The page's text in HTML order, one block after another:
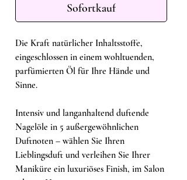
Sofortkauf
Die Kraft natürlicher Inhaltsstoffe,
eingeschlossen in einem wohltuenden,
parfümierten Öl für Ihre Hände und
Sinne.
Intensiv und langanhaltend duftende
Nagelöle in 5 außergewöhnlichen
Duftnoten – wählen Sie Ihren
Lieblingsduft und verleihen Sie Ihrer
Maniküre ein luxuriöses Finish, im Salon